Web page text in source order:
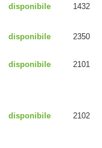
disponibile 1432
disponibile 2350
disponibile 2101
disponibile 2102